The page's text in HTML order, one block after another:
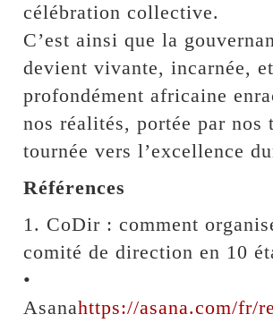
célébration collective.
C’est ainsi que la
devient vivante, incarnée, et
profondément africaine
nos réalités, portée par nos
tournée vers l’excellence
Références
1. CoDir : comment
comité de direction en 10
•
Asanahttps://asana.com/fr/